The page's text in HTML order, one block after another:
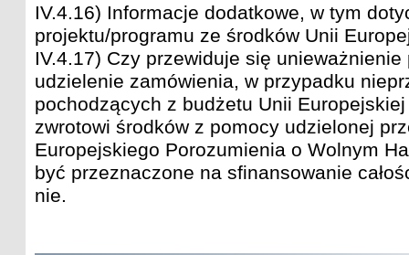
IV.4.16) Informacje dodatkowe, w tym
projektu/programu ze środków Unii
IV.4.17) Czy przewiduje się
udzielenie zamówienia, w przypadku
pochodzących z budżetu Unii
zwrotowi środków z pomocy udzielonej
Europejskiego Porozumienia o Wolnym
być przeznaczone na sfinansowanie
nie.